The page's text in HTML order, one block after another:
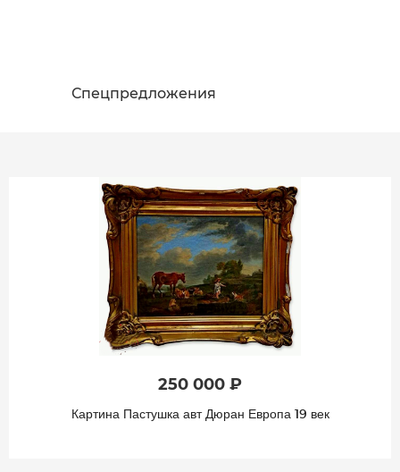
Спецпредложения
250 000 ₽
Картина Пастушка авт Дюран Европа 19 век